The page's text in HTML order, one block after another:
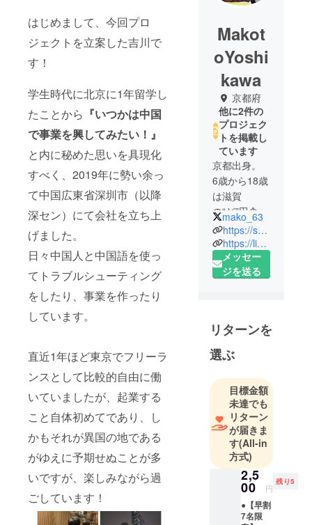
はじめまして、今回プロ
ジェクトを立案した吉川で
す！
学生時代に北京に1年留学し
たことから 『いつかは中国
で事業を興してみたい！』
と内に秘めた思いを具現化
すべく、2019年に勢い余っ
て中国広東省深圳市（以降
深セン）にて会社を立ち上
げました。
日々中国人と中国語を使っ
てトラブルシューティング
をしたり、事業を作ったり
しています。
直近1年ほど東京でフリーラ
ンスとして比較的自由に働
いていましたが、起業する
こと自体初めてであり、し
かもそれが異国の地である
がゆえに予期せぬことが多
いですが、楽しみながら過
ごしています！
Makot
oYoshi
kawa
京都府
他に2件の
プロジェク
トを掲載し
ています
京都出身。
6歳から18歳
は滋賀
の“ど”田舎で
過ごす。
17歳の時に3
年間一言も
話さなかっ
を心掛け
る。
高校3年の
夏、偏差値
43の高校か
ら1日10時間
勉強を継続
し、
2009年同志
社大学文学
部英文学科
mako_63
https://shenzhenbiz.com/
https://livertyhouse-shenzhen.site/
メッセー
ジを送る
リターンを
選ぶ
目標金額
未達でも
リターン
が届きま
す(All-in
方式)
2,5
00 円
残り5
●【早割
7名限